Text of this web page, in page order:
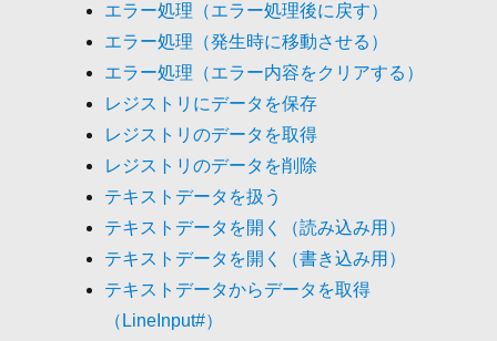
エラー処理（エラー処理後に戻す）
エラー処理（発生時に移動させる）
エラー処理（エラー内容をクリアする）
レジストリにデータを保存
レジストリのデータを取得
レジストリのデータを削除
テキストデータを扱う
テキストデータを開く（読み込み用）
テキストデータを開く（書き込み用）
テキストデータからデータを取得
（LineInput#）